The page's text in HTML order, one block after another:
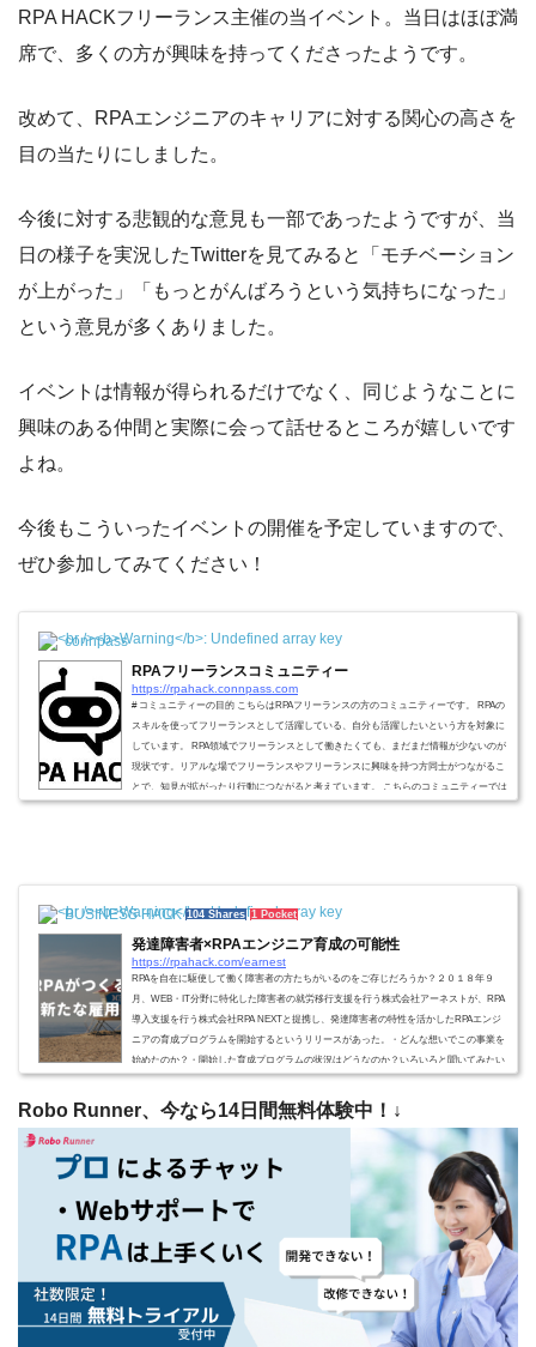
RPA HACKフリーランス主催の当イベント。当日はほぼ満
席で、多くの方が興味を持ってくださったようです。
改めて、RPAエンジニアのキャリアに対する関心の高さを
目の当たりにしました。
今後に対する悲観的な意見も一部であったようですが、当
日の様子を実況したTwitterを見てみると「モチベーション
が上がった」「もっとがんばろうという気持ちになった」
という意見が多くありました。
イベントは情報が得られるだけでなく、同じようなことに
興味のある仲間と実際に会って話せるところが嬉しいです
よね。
今後もこういったイベントの開催を予定していますので、
ぜひ参加してみてください！
connpass
RPAフリーランスコミュニティー
https://rpahack.connpass.com
# コミュニティーの目的 こちらはRPAフリーランスの方のコミュニティーです。 RPAの
スキルを使ってフリーランスとして活躍している、自分も活躍したいという方を対象に
しています。 RPA領域でフリーランスとして働きたくても、まだまだ情報が少ないのが
現状です。リアルな場でフリーランスやフリーランスに興味を持つ方同士がつながるこ
とで、知見が拡がったり行動につながると考えています。 こちらのコミュニティーでは
毎月、フリーランスの方が学びたい内容をゲストを招いて学んでいきます。新たなイン
BUSINESS HACK 104 Shares 1 Pocket
発達障害者×RPAエンジニア育成の可能性
https://rpahack.com/earnest
RPAを自在に駆使して働く障害者の方たちがいるのをご存じだろうか？２０１８年９
月、WEB・IT分野に特化した障害者の就労移行支援を行う株式会社アーネストが、RPA
導入支援を行う株式会社RPA NEXTと提携し、発達障害者の特性を活かしたRPAエンジ
ニアの育成プログラムを開始するというリリースがあった。・どんな想いでこの事業を
始めたのか？・開始した育成プログラムの状況はどうなのか？いろいろと聞いてみたい
ことがあり、株式会社アーネスト代表取締役水野聰さん、管理部責任者吉田岳史さんに
教えていただいた。 障害者...
Robo Runner、今なら14日間無料体験中！↓